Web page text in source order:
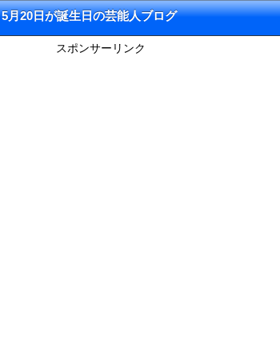
5月20日が誕生日の芸能人ブログ
スポンサーリンク